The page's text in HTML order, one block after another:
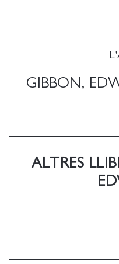
GIBBON,
ALTRES